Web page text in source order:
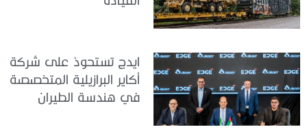
ايدج تستحوذ على شركة
أكاير البرازيلية المتخصصة
في هندسة الطيران